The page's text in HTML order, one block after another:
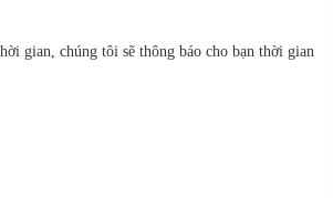
gian, chúng tôi sẽ thông báo cho bạn thời gian